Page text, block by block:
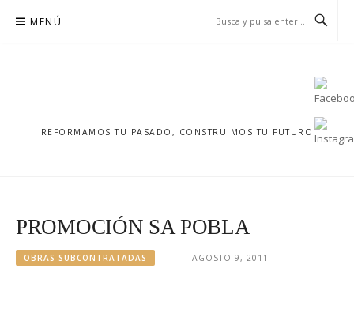
MENÚ
REFORMAMOS TU PASADO, CONSTRUIMOS TU FUTURO
PROMOCIÓN SA POBLA
OBRAS SUBCONTRATADAS AGOSTO 9, 2011